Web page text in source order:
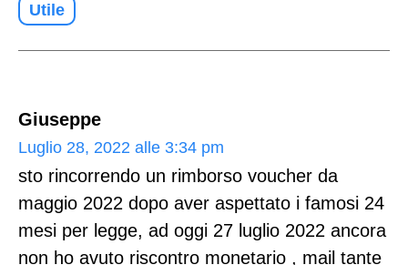
Utile
Giuseppe
Luglio 28, 2022 alle 3:34 pm
sto rincorrendo un rimborso voucher da
maggio 2022 dopo aver aspettato i famosi 24
mesi per legge, ad oggi 27 luglio 2022 ancora
non ho avuto riscontro monetario , mail tante